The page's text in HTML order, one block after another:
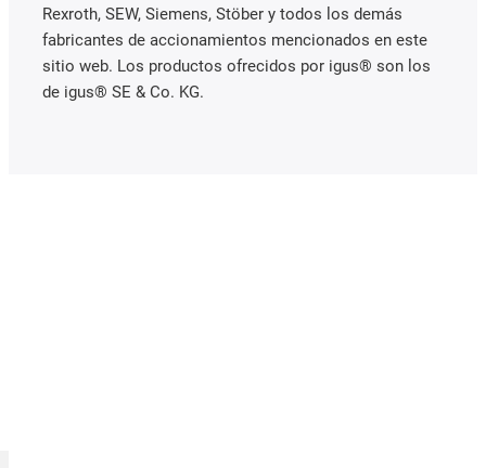
Rexroth, SEW, Siemens, Stöber y todos los demás
fabricantes de accionamientos mencionados en este
sitio web. Los productos ofrecidos por igus® son los
de igus® SE & Co. KG.